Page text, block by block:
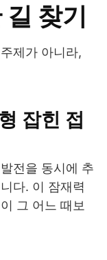
찾기
제가 아니라,
잡힌 접
전을 동시에 추
다. 이 잠재력
그 어느 때보